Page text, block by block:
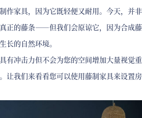
作家具，因为它既轻便又耐用。今天，并非
正的藤条——但我们会原谅它，因为合成藤
长的自然环境。
有冲击力但不会为您的空间增加大量视觉重
让我们来看看您可以使用藤制家具来设置房